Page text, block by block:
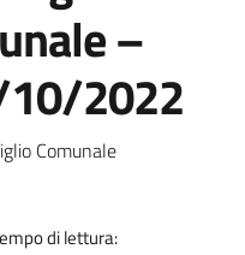
–
2022
Comunale
di lettura: